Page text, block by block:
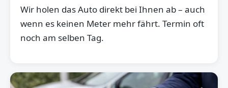
Wir holen das Auto direkt bei Ihnen ab – auch
wenn es keinen Meter mehr fährt. Termin oft
noch am selben Tag.